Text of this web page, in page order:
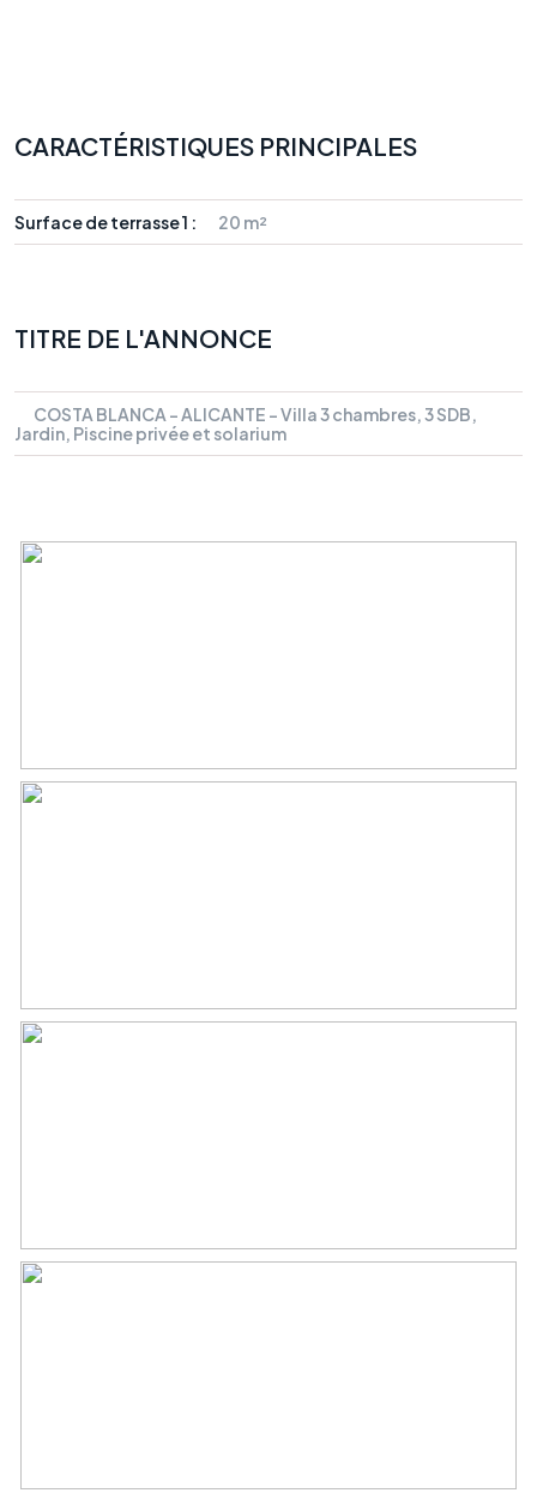
CARACTÉRISTIQUES PRINCIPALES
Surface de terrasse 1 : 20 m²
TITRE DE L'ANNONCE
COSTA BLANCA - ALICANTE - Villa 3 chambres, 3 SDB,
Jardin, Piscine privée et solarium